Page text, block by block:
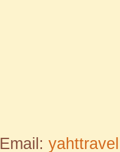
Email: